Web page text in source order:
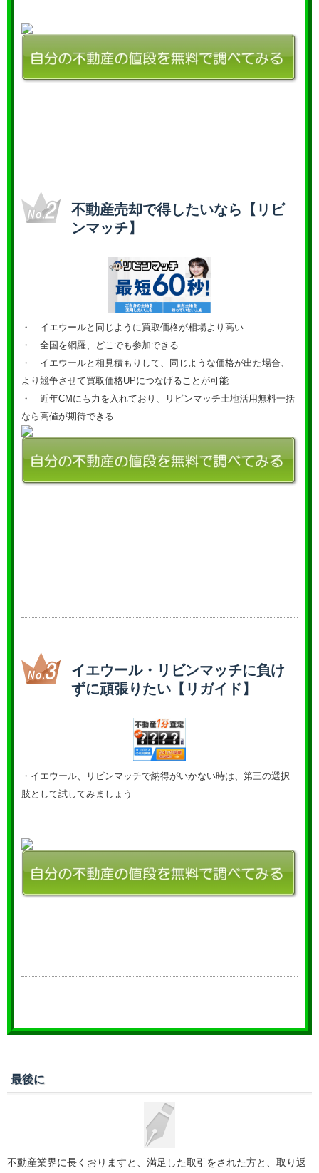
不動産売却で得したいなら【リビ
ンマッチ】
・ イエウールと同じように買取価格が相場より高い
・ 全国を網羅、どこでも参加できる
・ イエウールと相見積もりして、同じような価格が出た場合、
より競争させて買取価格UPにつなげることが可能
・ 近年CMにも力を入れており、リビンマッチ土地活用無料一括
なら高値が期待できる
イエウール・リビンマッチに負け
ずに頑張りたい【リガイド】
・イエウール、リビンマッチで納得がいかない時は、第三の選択
肢として試してみましょう
最後に
不動産業界に長くおりますと、満足した取引をされた方と、取り返